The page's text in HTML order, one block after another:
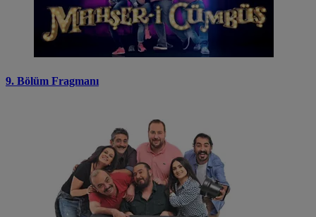
9. Bölüm Fragmanı